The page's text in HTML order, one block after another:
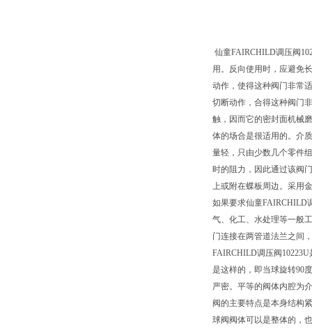
仙童FAIRCHILD调压阀
用。反向使用时，应避免
动作，使得这种阀门非常
切断动作，合得这种阀门
触，因而它的密封面机械
体的场合是很适用的。介
量轻，只由少数几个零件
时的阻力，因此通过该阀
上或附在蝶板周边。采用
如果要求仙童FAIRCHILD
气、化工、水处理等一般
门连接在两管道法兰之间
FAIRCHILD调压阀
是这样的，即当球旋转90
严密。平等的阀体内腔为
阀的主要特点是本身结构
球阀阀体可以是整体的，